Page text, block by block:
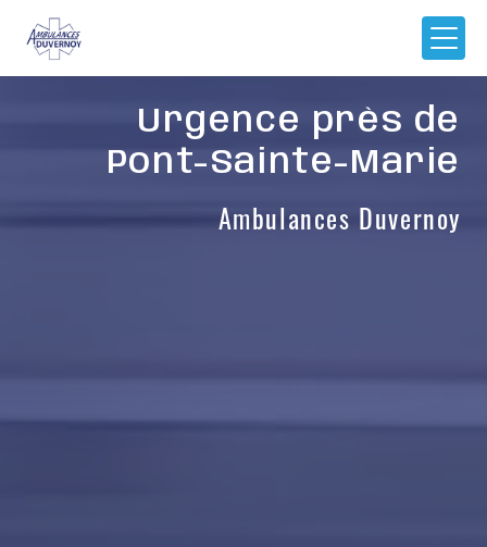
Urgence près de
Pont-Sainte-Marie
Ambulances Duvernoy
Panneau de gestion des cookies